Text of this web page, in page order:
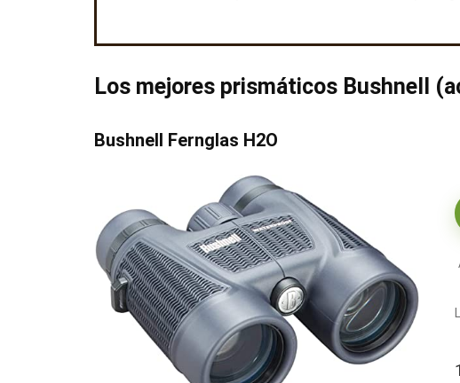
Los mejores prismáticos Bushnell
Bushnell Fernglas H2O